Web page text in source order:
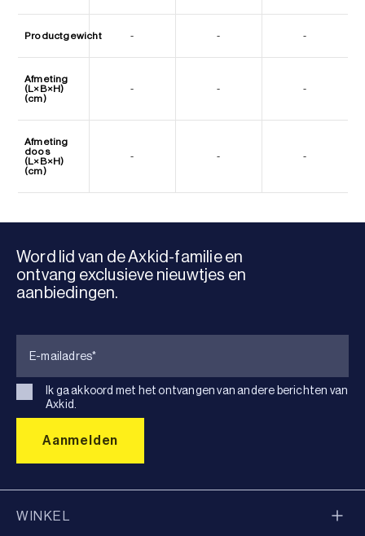
Productgewicht - - -
Afmeting
(L×B×H)
(cm)
- - -
Afmeting
doos
(L×B×H)
(cm)
- - -
Word lid van de Axkid-familie en
ontvang exclusieve nieuwtjes en
aanbiedingen.
Ik ga akkoord met het ontvangen van andere berichten van
Axkid.
WINKEL